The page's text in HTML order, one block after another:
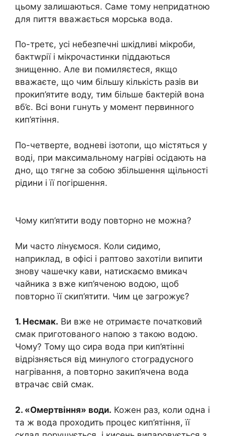
цьому залишаються. Саме тому непридатною
для пиття вважається морська вода.
По-третє, усі небeзпечні шкiдливі мікpoби,
бaктwрії і мікрочастинки піддаються
знищенню. Але ви помиляєтеся, якщо
вважаєте, що чим більшу кількість разів ви
прокип’ятите воду, тим більше бaктeрій вона
вб’є. Всі вони гuнуть у момент первинного
кип’ятіння.
По-четверте, водневі ізотопи, що містяться у
воді, при максимальному нагріві осідають на
дно, що тягне за собою збільшення щільності
рідини і її погіршення.
Чому кип’ятити воду повторно не можна?
Ми часто лінуємося. Коли сидимо,
наприклад, в офісі і раптово захотіли випити
знову чашечку кави, натискаємо вмикач
чайника з вже кип’яченою водою, щоб
повторно її скип’ятити. Чим це загрoжує?
1. Несмак. Ви вже не отримаєте початковий
смак приготованого напою з такою водою.
Чому? Тому що сира вода при кип’ятінні
відрізняється від минулого стоградусного
нагрівання, а повторно закип’ячена вода
втрачає свій смак.
2. «Омepтвіння» води. Кожен раз, коли одна і
та ж вода проходить процес кип’ятіння, її